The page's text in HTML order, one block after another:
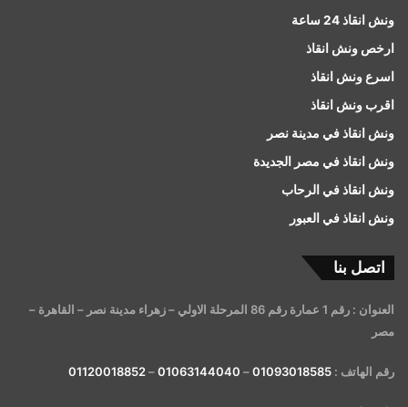
ونش انقاذ 24 ساعة
ارخص ونش انقاذ
اسرع ونش انقاذ
اقرب ونش انقاذ
ونش انقاذ في مدينة نصر
ونش انقاذ في مصر الجديدة
ونش انقاذ في الرحاب
ونش انقاذ في العبور
اتصل بنا
العنوان : رقم 1 عمارة رقم 86 المرحلة الاولي – زهراء مدينة نصر – القاهرة –
مصر
رقم الهاتف : 01093018585
–
01063144040
–
01120018852